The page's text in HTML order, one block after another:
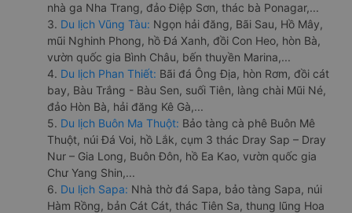
nhà ga Nha Trang, đảo Điệp Sơn, thác bà Ponagar,...
3. Du lịch Vũng Tàu: Ngọn hải đăng, Bãi Sau, Hồ Mây,
mũi Nghinh Phong, hồ Đá Xanh, đồi Con Heo, hòn Bà,
vườn quốc gia Bình Châu, bến thuyền Marina,...
4. Du lịch Phan Thiết: Bãi đá Ông Địa, hòn Rơm, đồi cát
bay, Bàu Trắng - Bàu Sen, suối Tiên, làng chài Mũi Né,
đảo Hòn Bà, hải đăng Kê Gà,...
5. Du lịch Buôn Ma Thuột: Bảo tàng cà phê Buôn Mê
Thuột, núi Đá Voi, hồ Lắk, cụm 3 thác Dray Sap – Dray
Nur – Gia Long, Buôn Đôn, hồ Ea Kao, vườn quốc gia
Chư Yang Shin,...
6. Du lịch Sapa: Nhà thờ đá Sapa, bảo tàng Sapa, núi
Hàm Rồng, bản Cát Cát, thác Tiên Sa, thung lũng Hoa